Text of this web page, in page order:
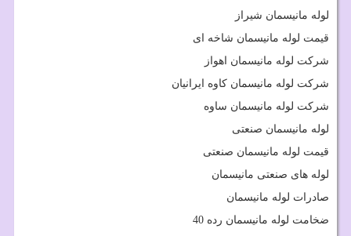
لوله مانیسمان شیراز
قیمت لوله مانیسمان شاخه ای
شرکت لوله مانیسمان اهواز
شرکت لوله مانیسمان کاوه ایرانیان
شرکت لوله مانیسمان ساوه
لوله مانیسمان صنعتی
قیمت لوله مانیسمان صنعتی
لوله های صنعتی مانیسمان
صادرات لوله مانیسمان
ضخامت لوله مانیسمان رده 40